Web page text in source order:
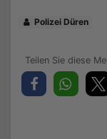
Polizei Düren